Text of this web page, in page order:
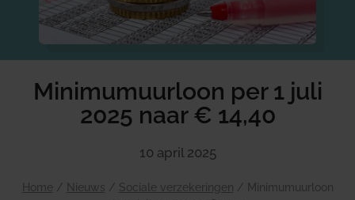
Minimumuurloon per 1 juli
2025 naar € 14,40
10 april 2025
Home / Nieuws / Sociale verzekeringen / Minimumuurloon